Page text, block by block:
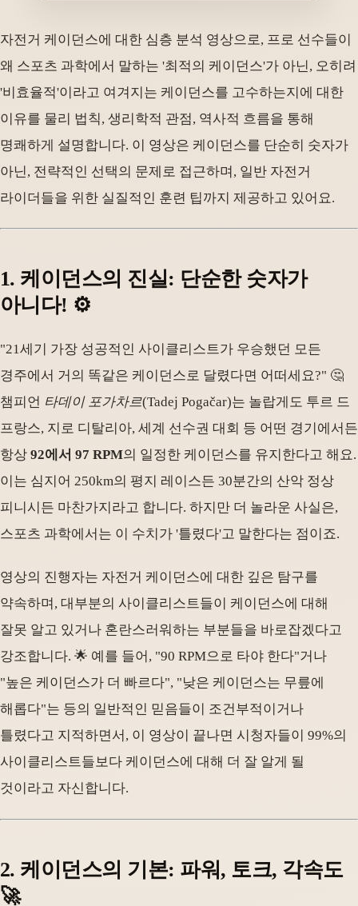
자전거 케이던스에 대한 심층 분석 영상으로, 프로 선수들이
왜 스포츠 과학에서 말하는 '최적의 케이던스'가 아닌, 오히려
'비효율적'이라고 여겨지는 케이던스를 고수하는지에 대한
이유를 물리 법칙, 생리학적 관점, 역사적 흐름을 통해
명쾌하게 설명합니다. 이 영상은 케이던스를 단순히 숫자가
아닌, 전략적인 선택의 문제로 접근하며, 일반 자전거
라이더들을 위한 실질적인 훈련 팁까지 제공하고 있어요.
1. 케이던스의 진실: 단순한 숫자가
아니다! ⚙️
"21세기 가장 성공적인 사이클리스트가 우승했던 모든
경주에서 거의 똑같은 케이던스로 달렸다면 어떠세요?" 🤔
챔피언 타데이 포가차르(Tadej Pogačar)는 놀랍게도 투르 드
프랑스, 지로 디탈리아, 세계 선수권 대회 등 어떤 경기에서든
항상 92에서 97 RPM의 일정한 케이던스를 유지한다고 해요.
이는 심지어 250km의 평지 레이스든 30분간의 산악 정상
피니시든 마찬가지라고 합니다. 하지만 더 놀라운 사실은,
스포츠 과학에서는 이 수치가 '틀렸다'고 말한다는 점이죠.
영상의 진행자는 자전거 케이던스에 대한 깊은 탐구를
약속하며, 대부분의 사이클리스트들이 케이던스에 대해
잘못 알고 있거나 혼란스러워하는 부분들을 바로잡겠다고
강조합니다. 🌟 예를 들어, "90 RPM으로 타야 한다"거나
"높은 케이던스가 더 빠르다", "낮은 케이던스는 무릎에
해롭다"는 등의 일반적인 믿음들이 조건부적이거나
틀렸다고 지적하면서, 이 영상이 끝나면 시청자들이 99%의
사이클리스트들보다 케이던스에 대해 더 잘 알게 될
것이라고 자신합니다.
2. 케이던스의 기본: 파워, 토크, 각속도
🚀